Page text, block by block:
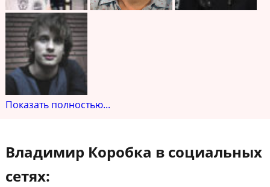
Показать полностью...
Владимир Коробка в социальных
сетях: